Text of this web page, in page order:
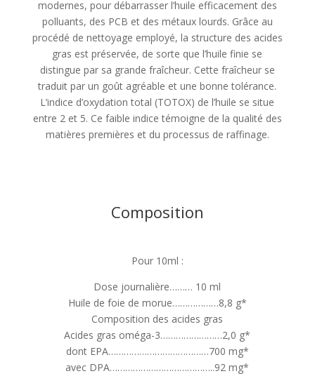
modernes, pour débarrasser l’huile efficacement des
polluants, des PCB et des métaux lourds. Grâce au
procédé de nettoyage employé, la structure des acides
gras est préservée, de sorte que l’huile finie se
distingue par sa grande fraîcheur. Cette fraîcheur se
traduit par un goût agréable et une bonne tolérance.
L’indice d’oxydation total (TOTOX) de l’huile se situe
entre 2 et 5. Ce faible indice témoigne de la qualité des
matières premières et du processus de raffinage.
Composition
Pour 10ml :
Dose journalière……… 10 ml
Huile de foie de morue………………8,8 g*
Composition des acides gras
Acides gras oméga-3……………………2,0 g*
dont EPA…………………………………700 mg*
avec DPA…………………………………..92 mg*